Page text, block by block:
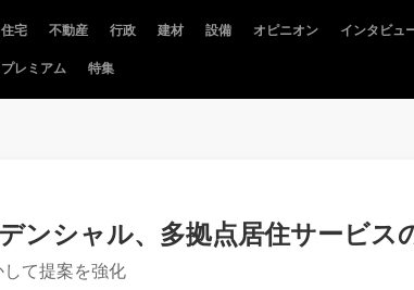
住宅 不動産 行政 建材 設備 オピニオン インタビュ
プレミアム 特集
ンシャル、多拠点居住サービス
て提案を強化